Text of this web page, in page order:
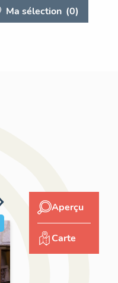
Ma sélection (0)
Aperçu
Carte